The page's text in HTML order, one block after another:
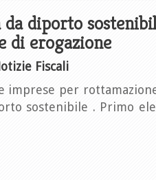
diporto
di erogazione
Fiscali
imprese per
sostenibile . Primo